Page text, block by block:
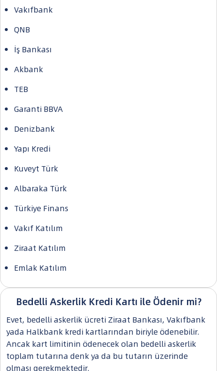
Vakıfbank
QNB
İş Bankası
Akbank
TEB
Garanti BBVA
Denizbank
Yapı Kredi
Kuveyt Türk
Albaraka Türk
Türkiye Finans
Vakıf Katılım
Ziraat Katılım
Emlak Katılım
Bedelli Askerlik Kredi Kartı ile Ödenir mi?
Evet, bedelli askerlik ücreti Ziraat Bankası, Vakıfbank
yada Halkbank kredi kartlarından biriyle ödenebilir.
Ancak kart limitinin ödenecek olan bedelli askerlik
toplam tutarına denk ya da bu tutarın üzerinde
olması gerekmektedir.